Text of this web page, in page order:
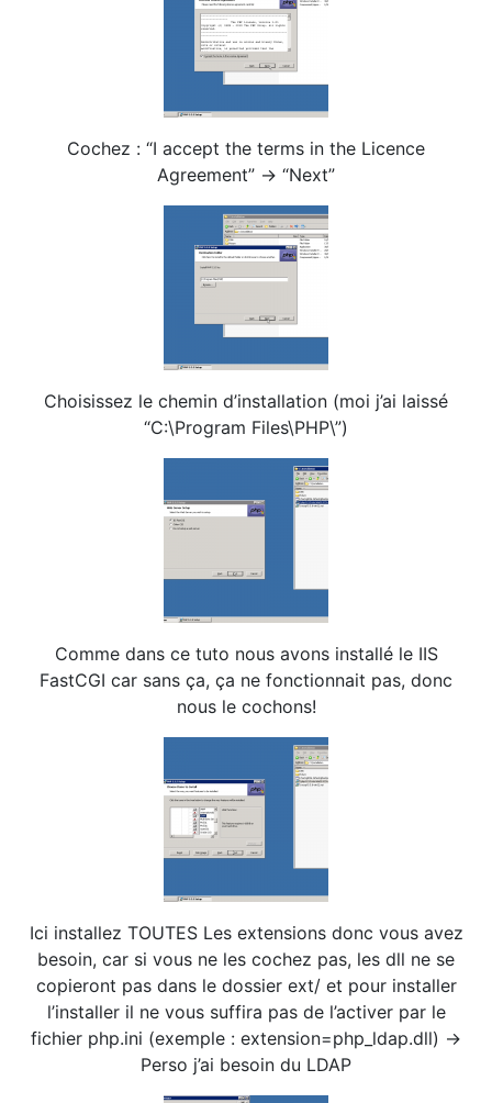
Cochez : “I accept the terms in the Licence
Agreement” -> “Next”
Choisissez le chemin d’installation (moi j’ai laissé
“C:\Program Files\PHP\”)
Comme dans ce tuto nous avons installé le IIS
FastCGI car sans ça, ça ne fonctionnait pas, donc
nous le cochons!
Ici installez TOUTES Les extensions donc vous avez
besoin, car si vous ne les cochez pas, les dll ne se
copieront pas dans le dossier ext/ et pour installer
l’installer il ne vous suffira pas de l’activer par le
fichier php.ini (exemple : extension=php_ldap.dll) ->
Perso j’ai besoin du LDAP